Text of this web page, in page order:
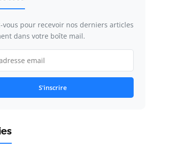
vous pour recevoir nos derniers articles
dans votre boîte mail.
S'inscrire